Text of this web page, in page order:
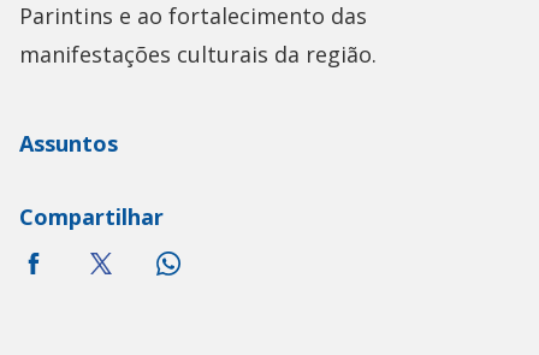
Parintins e ao fortalecimento das
manifestações culturais da região.
Assuntos
Compartilhar